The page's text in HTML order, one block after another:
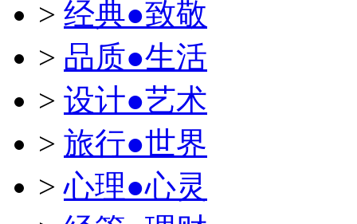
> 经典●致敬
> 品质●生活
> 设计●艺术
> 旅行●世界
>心理●心灵